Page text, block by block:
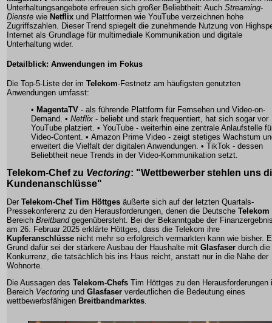
Unterhaltungsangebote erfreuen sich großer Beliebtheit: Auch Streaming-
Dienste wie Netflix und Plattformen wie YouTube verzeichnen hohe
Zugriffszahlen. Dieser Trend spiegelt die zunehmende Nutzung von
Internet als Grundlage für multimediale Kommunikation und digitale
Unterhaltung wider.
Detailblick: Anwendungen im Fokus
Die Top-5-Liste der im Telekom-Festnetz am häufigsten genutzten
Anwendungen umfasst:
• MagentaTV - als führende Plattform für Fernsehen und Video-on-
Demand. • Netflix - beliebt und stark frequentiert, hat sich sogar vor
YouTube platziert. • YouTube - weiterhin eine zentrale Anlaufstelle
Video-Content. • Amazon Prime Video - zeigt stetiges Wachstum
erweitert die Vielfalt der digitalen Anwendungen. • TikTok - dessen
Beliebtheit neue Trends in der Video-Kommunikation setzt.
Telekom-Chefzu Vectoring: "Wettbewerber stehlen uns
Kundenanschlüsse"
Der Telekom-Chef Tim Höttges äußerte sich auf der letzten Quartals-
Pressekonferenz zu den Herausforderungen, denen die Deutsche Telekom
Bereich Breitbandgegenübersteht. Bei der Bekanntgabe der
am 26. Februar 2025 erklärte Höttges, dass die Telekom ihre
Kupferanschlüsse nicht mehr so erfolgreich vermarkten kann wie bisher.
Grund dafür sei der stärkere Ausbau der Haushalte mit Glasfaser durch die
Konkurrenz, die tatsächlich bis ins Haus reicht, anstatt nur in die Nähe der
Wohnorte.
Die Aussagen des Telekom-Chefs Tim Höttges zu den Herausforderungen
Bereich Vectoring und Glasfaser verdeutlichen die Bedeutung eines
wettbewerbsfähigen Breitbandmarktes